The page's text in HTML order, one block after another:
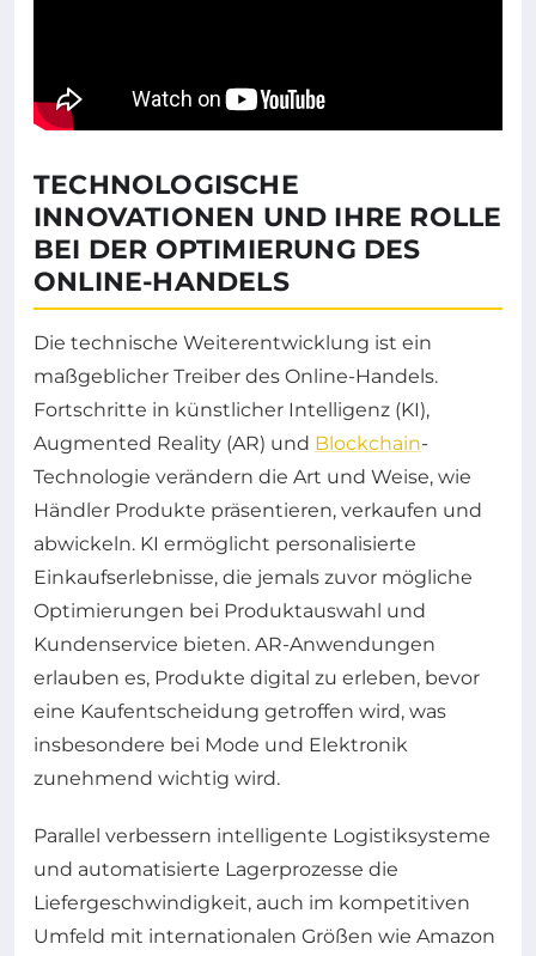
TECHNOLOGISCHE
INNOVATIONEN UND IHRE ROLLE
BEI DER OPTIMIERUNG DES
ONLINE-HANDELS
Die technische Weiterentwicklung ist ein
maßgeblicher Treiber des Online-Handels.
Fortschritte in künstlicher Intelligenz (KI),
Augmented Reality (AR) und Blockchain-
Technologie verändern die Art und Weise, wie
Händler Produkte präsentieren, verkaufen und
abwickeln. KI ermöglicht personalisierte
Einkaufserlebnisse, die jemals zuvor mögliche
Optimierungen bei Produktauswahl und
Kundenservice bieten. AR-Anwendungen
erlauben es, Produkte digital zu erleben, bevor
eine Kaufentscheidung getroffen wird, was
insbesondere bei Mode und Elektronik
zunehmend wichtig wird.
Parallel verbessern intelligente Logistiksysteme
und automatisierte Lagerprozesse die
Liefergeschwindigkeit, auch im kompetitiven
Umfeld mit internationalen Größen wie Amazon